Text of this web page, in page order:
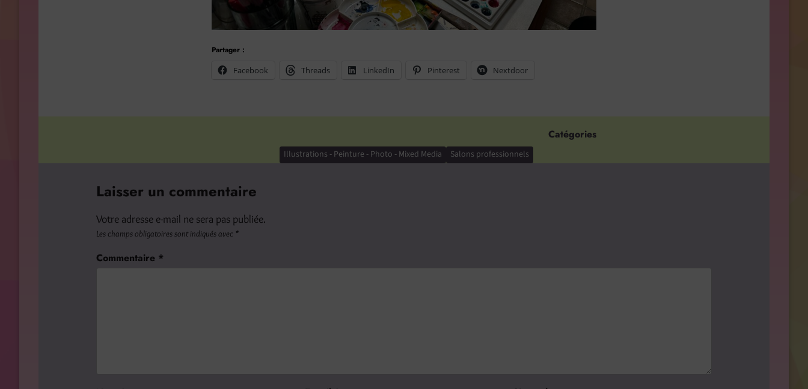
Partager :
Facebook
Threads LinkedIn Pinterest Nextdoor
Catégories
Illustrations - Peinture - Photo - Mixed Media Salons professionnels
Laisser un commentaire
Votre adresse e-mail ne sera pas publiée.
Les champs obligatoires sont indiqués avec *
Commentaire *